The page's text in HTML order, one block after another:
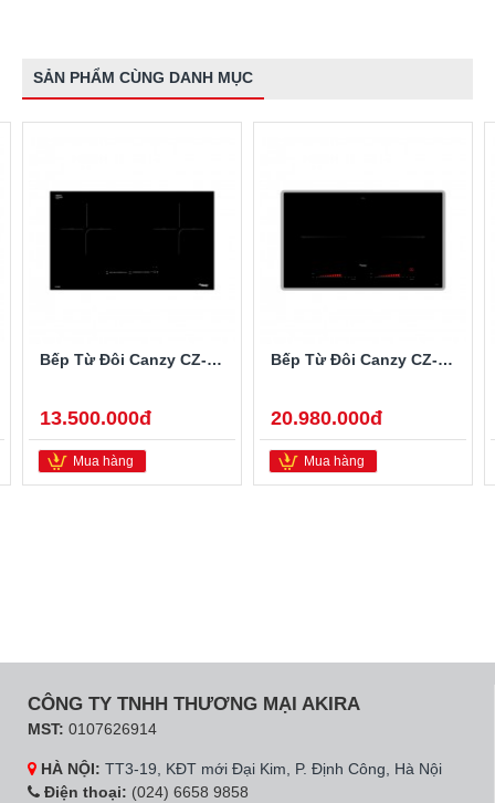
SẢN PHẨM CÙNG DANH MỤC
Bếp Từ Đôi Canzy CZ-922P
13.500.000đ
Mua hàng
Bếp Từ Đôi Canzy CZ-702IP
20.980.000đ
Mua hàng
CÔNG TY TNHH THƯƠNG MẠI AKIRA
MST: 0107626914
HÀ NỘI: TT3-19, KĐT mới Đại Kim, P. Định Công, Hà Nội
Điện thoại: (024) 6658 9858